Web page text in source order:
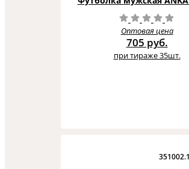
Оптовая цена
705 руб.
при тираже 35шт.